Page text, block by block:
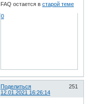
FAQ остается встарой теме
0
Поделиться
251
12.01.2021 16:26:14